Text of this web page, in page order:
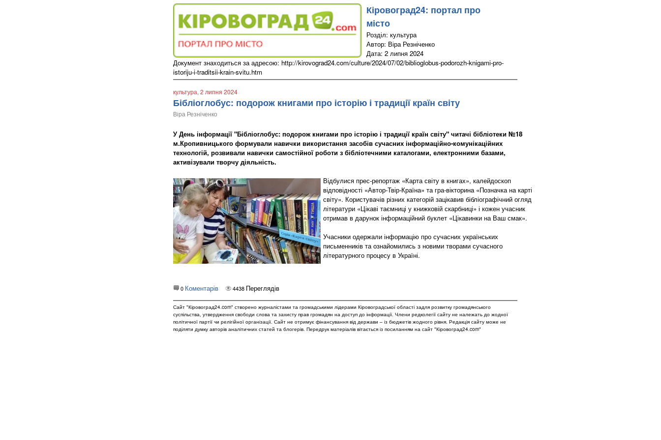
Кіровоград24: портал про
місто
Розділ: культура
Автор: Віра Резніченко
Дата: 2 липня 2024
Документ знаходиться за адресою: http://kirovograd24.com/culture/2024/07/02/biblioglobus-podorozh-knigami-pro-
istoriju-i-traditsii-krain-svitu.htm
культура, 2 липня 2024
Бібліоглобус: подорож книгами про історію і традиції країн світу
Віра Резніченко
У День інформації "Бібліоглобус: подорож книгами про історію і традиції країн світу" читачі бібліотеки №18
м.Кропивницького формували навички використання засобів сучасних інформаційно-комунікаційних
технологій, розвивали навички самостійної роботи з бібліотечними каталогами, електронними базами,
активізували творчу діяльність.
Відбулися прес-репортаж «Карта світу в книгах», калейдоскоп
відповідності «Автор-Твір-Країна» та гра-вікторина «Позначка на карті
світу». Користувачів різних категорій зацікавив бібліографічний огляд
літератури «Цікаві таємниці у книжковій скарбниці» і кожен учасник
отримав в дарунок інформаційний буклет «Цікавинки на Ваш смак».
Учасники одержали інформацію про сучасних українських
письменників та ознайомились з новими творами сучасного
літературного процесу в Україні.
0 Коментарів 4438 Переглядів
Сайт "Кіровоград24.com" створено журналістами та громадськими лідерами Кіровоградської області задля розвитку громадянського
суспільства, утвердження свободи слова та захисту прав громадян на доступ до інформації. Члени редколегії сайту не належать до жодної
політичної партії чи релігійної організації. Сайт не отримує фінансування від держави – із бюджетів жодного рівня. Редакція сайту може не
поділяти думку авторів аналітичних статей та блогерів. Передрук матеріалів вітається із посиланням на сайт "Кіровоград24.com"